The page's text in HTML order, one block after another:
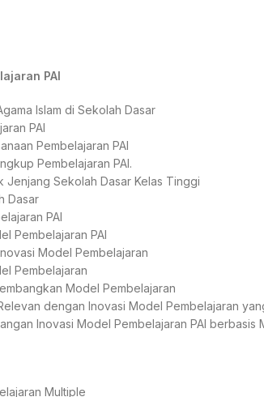
PAI
Islam di Sekolah Dasar
PAI
Pembelajaran PAI
Pembelajaran PAI.
Jenjang Sekolah Dasar Kelas Tinggi
Dasar
PAI
Pembelajaran PAI
Model Pembelajaran
Pembelajaran
Model Pembelajaran
dengan Inovasi Model Pembelajaran
Inovasi Model Pembelajaran PAI berbasis
Multiple